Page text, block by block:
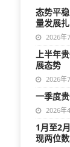
态势平
量发展
2026年
上半年
展态势
2026年
一季度
2026年
1月至2
现两位